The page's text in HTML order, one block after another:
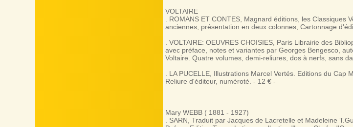
VOLTAIRE
. ROMANS ET CONTES, Magnard éditions, les
anciennes, présentation en deux colonnes, Cartonnage
. VOLTAIRE: OEUVRES CHOISIES, Paris Librairie des
avec préface, notes et variantes par Georges Bengesco,
Voltaire. Quatre volumes, demi-reliures, dos à nerfs, sans
. LA PUCELLE, Illustrations Marcel Vertés. Editions du Cap
Reliure d'éditeur, numéroté. - 12 € -
Mary WEBB ( 1881 - 1927)
. SARN, Traduit par Jacques de Lacretelle et Madeleine